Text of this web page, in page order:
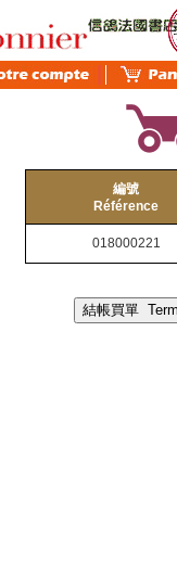
編號
Référence
018000221